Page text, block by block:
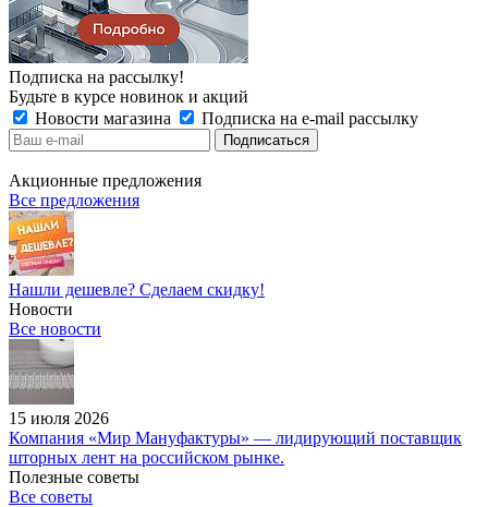
Подписка на рассылку!
Будьте в курсе новинок и акций
Новости магазина
Подписка на e-mail рассылку
Акционные предложения
Все предложения
Нашли дешевле? Сделаем скидку!
Новости
Все новости
15 июля 2026
Компания «Мир Мануфактуры» — лидирующий поставщик
шторных лент на российском рынке.
Полезные советы
Все советы